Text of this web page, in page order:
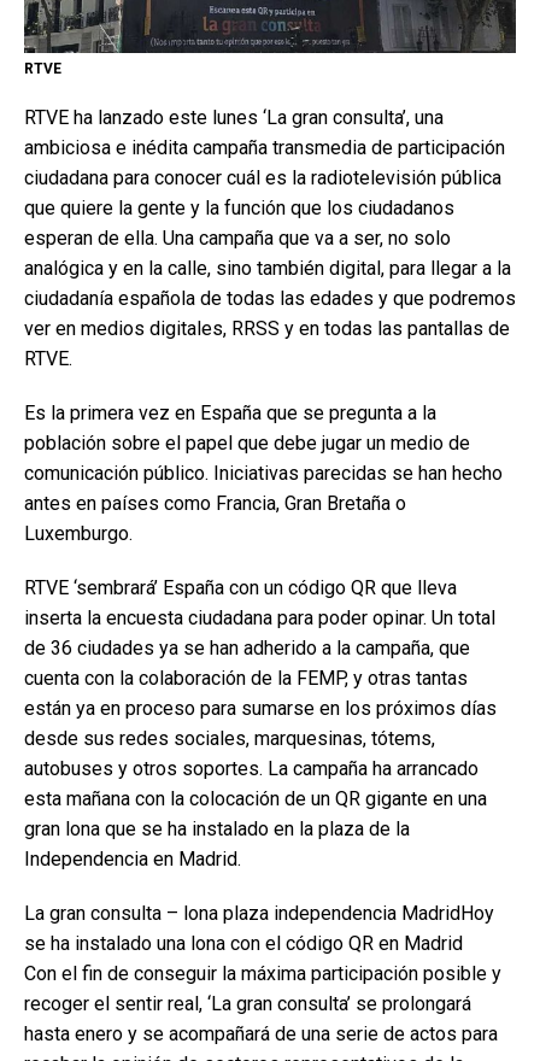
RTVE
RTVE ha lanzado este lunes ‘La gran consulta’, una
ambiciosa e inédita campaña transmedia de participación
ciudadana para conocer cuál es la radiotelevisión pública
que quiere la gente y la función que los ciudadanos
esperan de ella. Una campaña que va a ser, no solo
analógica y en la calle, sino también digital, para llegar a la
ciudadanía española de todas las edades y que podremos
ver en medios digitales, RRSS y en todas las pantallas de
RTVE.
Es la primera vez en España que se pregunta a la
población sobre el papel que debe jugar un medio de
comunicación público. Iniciativas parecidas se han hecho
antes en países como Francia, Gran Bretaña o
Luxemburgo.
RTVE ‘sembrará’ España con un código QR que lleva
inserta la encuesta ciudadana para poder opinar. Un total
de 36 ciudades ya se han adherido a la campaña, que
cuenta con la colaboración de la FEMP, y otras tantas
están ya en proceso para sumarse en los próximos días
desde sus redes sociales, marquesinas, tótems,
autobuses y otros soportes. La campaña ha arrancado
esta mañana con la colocación de un QR gigante en una
gran lona que se ha instalado en la plaza de la
Independencia en Madrid.
La gran consulta – lona plaza independencia MadridHoy
se ha instalado una lona con el código QR en Madrid
Con el fin de conseguir la máxima participación posible y
recoger el sentir real, ‘La gran consulta’ se prolongará
hasta enero y se acompañará de una serie de actos para